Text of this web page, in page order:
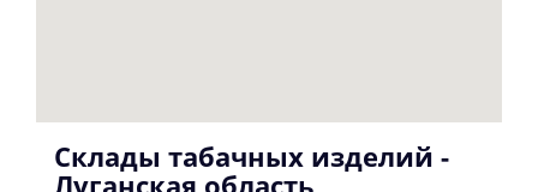
Склады табачных изделий -
Луганская область